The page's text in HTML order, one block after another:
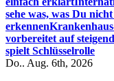
sehe was, was Du
erkennen
vorbereitet auf
spielt Schlüsselrolle
Do.. Aug. 6th, 2026